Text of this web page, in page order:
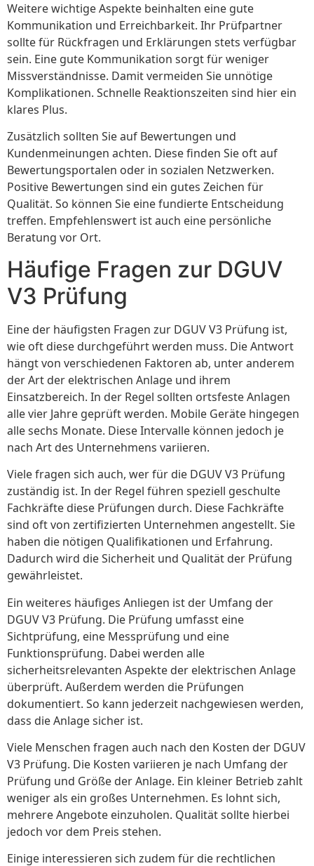
Weitere wichtige Aspekte beinhalten eine gute
Kommunikation und Erreichbarkeit. Ihr Prüfpartner
sollte für Rückfragen und Erklärungen stets verfügbar
sein. Eine gute Kommunikation sorgt für weniger
Missverständnisse. Damit vermeiden Sie unnötige
Komplikationen. Schnelle Reaktionszeiten sind hier ein
klares Plus.
Zusätzlich sollten Sie auf Bewertungen und
Kundenmeinungen achten. Diese finden Sie oft auf
Bewertungsportalen oder in sozialen Netzwerken.
Positive Bewertungen sind ein gutes Zeichen für
Qualität. So können Sie eine fundierte Entscheidung
treffen. Empfehlenswert ist auch eine persönliche
Beratung vor Ort.
Häufige Fragen zur DGUV
V3 Prüfung
Eine der häufigsten Fragen zur DGUV V3 Prüfung ist,
wie oft diese durchgeführt werden muss. Die Antwort
hängt von verschiedenen Faktoren ab, unter anderem
der Art der elektrischen Anlage und ihrem
Einsatzbereich. In der Regel sollten ortsfeste Anlagen
alle vier Jahre geprüft werden. Mobile Geräte hingegen
alle sechs Monate. Diese Intervalle können jedoch je
nach Art des Unternehmens variieren.
Viele fragen sich auch, wer für die DGUV V3 Prüfung
zuständig ist. In der Regel führen speziell geschulte
Fachkräfte diese Prüfungen durch. Diese Fachkräfte
sind oft von zertifizierten Unternehmen angestellt. Sie
haben die nötigen Qualifikationen und Erfahrung.
Dadurch wird die Sicherheit und Qualität der Prüfung
gewährleistet.
Ein weiteres häufiges Anliegen ist der Umfang der
DGUV V3 Prüfung. Die Prüfung umfasst eine
Sichtprüfung, eine Messprüfung und eine
Funktionsprüfung. Dabei werden alle
sicherheitsrelevanten Aspekte der elektrischen Anlage
überprüft. Außerdem werden die Prüfungen
dokumentiert. So kann jederzeit nachgewiesen werden,
dass die Anlage sicher ist.
Viele Menschen fragen auch nach den Kosten der DGUV
V3 Prüfung. Die Kosten variieren je nach Umfang der
Prüfung und Größe der Anlage. Ein kleiner Betrieb zahlt
weniger als ein großes Unternehmen. Es lohnt sich,
mehrere Angebote einzuholen. Qualität sollte hierbei
jedoch vor dem Preis stehen.
Einige interessieren sich zudem für die rechtlichen